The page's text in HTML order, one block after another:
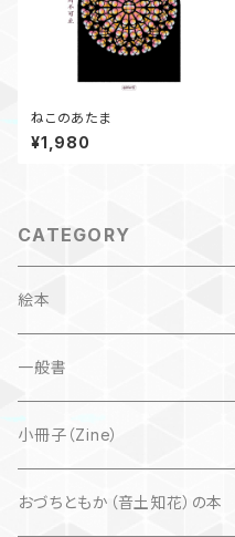
ねこのあたま
¥1,980
CATEGORY
絵本
子ども
自然科学絵本
楽しいお話
大人にも
一般書
海外翻訳
文芸、小説
国内
小冊子（Zine）
猫
おづちともか（音土知花）の本